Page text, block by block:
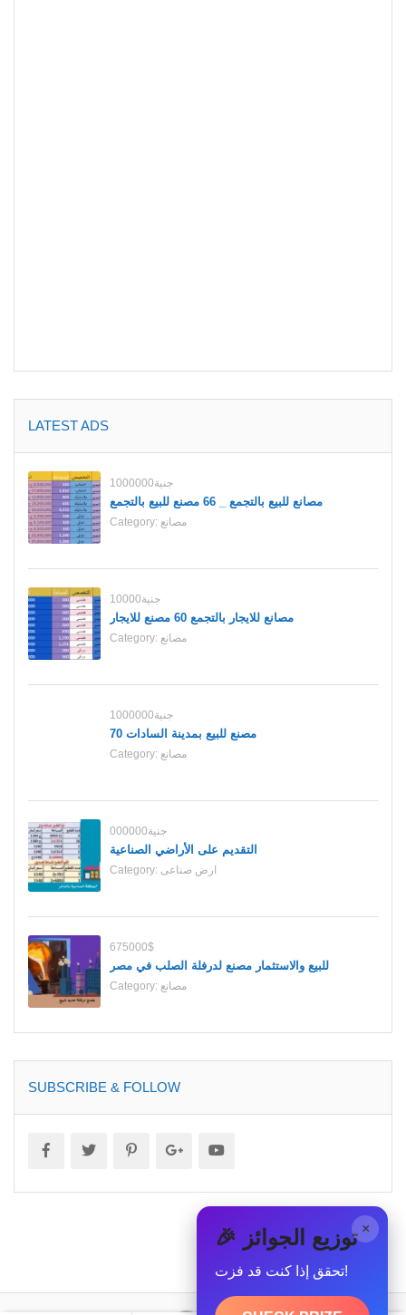
LATEST ADS
1000000جنية
مصانع للبيع بالتجمع _ 66 مصنع للبيع بالتجمع
Category: مصانع
10000جنية
مصانع للايجار بالتجمع 60 مصنع للايجار
Category: مصانع
1000000جنية
70 مصنع للبيع بمدينة السادات
Category: مصانع
000000جنية
التقديم على الأراضي الصناعية
Category: ارض صناعى
675000$
للبيع والاستثمار مصنع لدرفلة الصلب في مصر
Category: مصانع
SUBSCRIBE & FOLLOW
× 🎉 توزيع الجوائز
تحقق إذا كنت قد فزت!